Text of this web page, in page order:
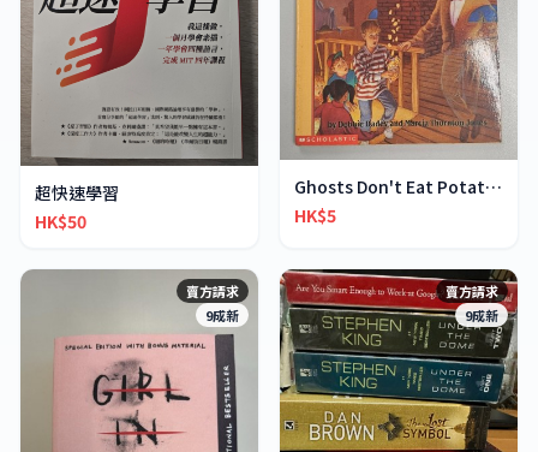
超快速學習
HK$50
Ghosts Don't Eat Potato Chips
HK$5
賣方請求
9成新
賣方請求
9成新